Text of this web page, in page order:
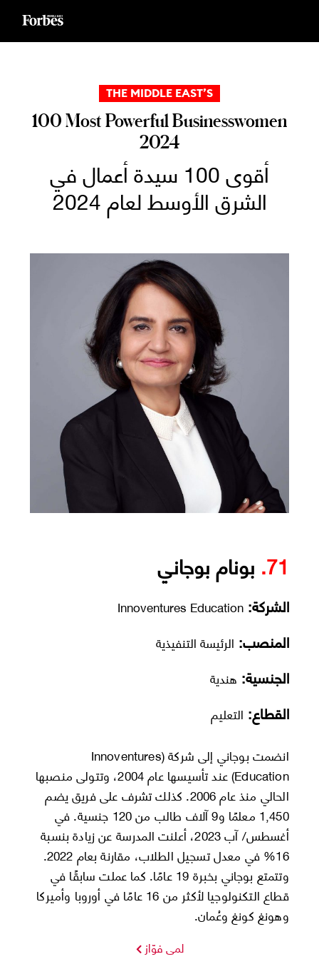
THE MIDDLE EAST’S
100 Most Powerful Businesswomen
2024
أقوى 100 سيدة أعمال في
الشرق الأوسط لعام 2024
71. بونام بوجاني
الشركة:Innoventures Education
المنصب: الرئيسة التنفيذية
الجنسية: هندية
القطاع: التعليم
انضمت بوجاني إلى شركة (Innoventures
Education) عند تأسيسها عام 2004، وتتولى منصبها
الحالي منذ عام 2006. كذلك تشرف على فريق يضم
1,450 معلمًا و9 آلاف طالب من 120 جنسية. في
أغسطس/ آب 2023، أعلنت المدرسة عن زيادة بنسبة
16% في معدل تسجيل الطلاب، مقارنة بعام 2022.
وتتمتع بوجاني بخبرة 19 عامًا. كما عملت سابقًا في
قطاع التكنولوجيا لأكثر من 16 عامًا في أوروبا وأميركا
وهونغ كونغ وعُمان.
لمى فوّاز